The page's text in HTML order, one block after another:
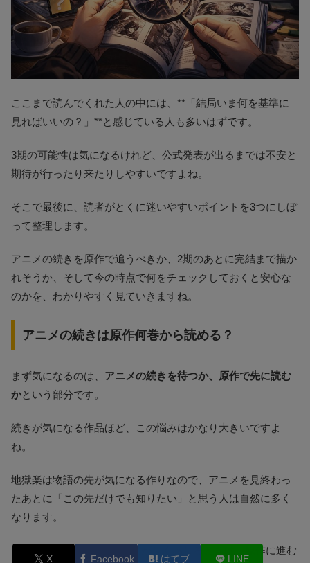
ここまで読んでくれた人の中には、**「結局いま何を基準に
見ればいいの？」**と感じている人も多いはずです。
3期の可能性は気になるけれど、公式発表が出るまでは不安と
期待が行ったり来たりしやすいですよね。
そこで最後に、読者がとくに迷いやすいポイントを3つにしぼ
って整理します。
アニメの続きを原作で追うべきか、2期のあとに完結まで描か
れそうか、そして今の時点で何をチェックしておくと安心な
のかを、わかりやすく見ていきますね。
アニメの続きは原作何巻から読める？
まず気になるのは、 アニメの続きを待つか、原作で先に読む
かという部分です。
続きが気になる作品ほど、この悩みはかなり大きいですよ
ね。
地獄楽は物語の先が気になる作りなので、アニメを見終わっ
たあとに「この先だけでも知りたい」と思う人は自然に多く
なります。
とくに3期の発表を待つ時間が長く感じるときは、原作に進む
X Facebook はてブ LINE